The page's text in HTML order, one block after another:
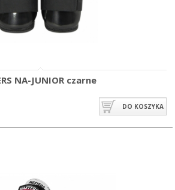
NA-JUNIOR czarne
DO KOSZYKA